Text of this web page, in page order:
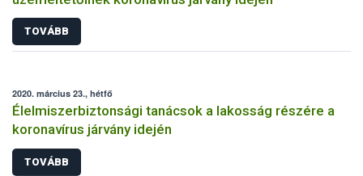
TOVÁBB
2020. március 23., hétfő
Élelmiszerbiztonsági tanácsok a lakosság részére a
koronavírus járvány idején
TOVÁBB